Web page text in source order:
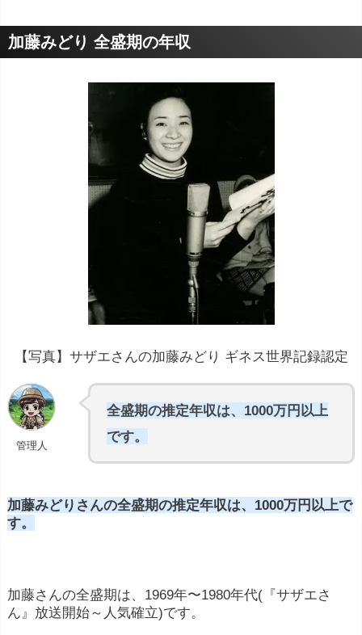
加藤みどり 全盛期の年収
【写真】サザエさんの加藤みどり ギネス世界記録認定
管理人
全盛期の推定年収は、1000万円以上
です。
加藤みどりさんの全盛期の推定年収は、1000万円以上で
す。
加藤さんの全盛期は、1969年〜1980年代(『サザエさ
ん』放送開始～人気確立)です。